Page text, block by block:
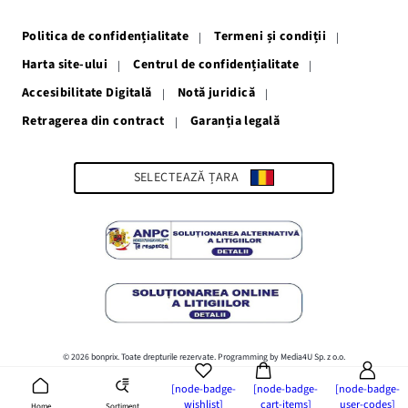
[node-badge-
wishlist]
[node-badge-
cart-items]
[node-badge-
user-codes]
fereastră
nouă
fereastră
nouă
fereastră
nouă
fereastră
nouă
fereastră
nouă
Politica de confidențialitate
Termeni și condiții
Harta site-ului
Centrul de confidențialitate
Accesibilitate Digitală
Notă juridică
Retragerea din contract
Garanția legală
Link-
deschide
într-
o
nouă
SELECTEAZĂ ȚARA
© 2026 bonprix. Toate drepturile rezervate. Programming by Media4U Sp. z o.o.